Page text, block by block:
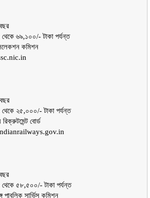
৬৯,১০০/- টাকা পর্যন্ত
কমিশন
২৫,০০০/- টাকা পর্যন্ত
বোর্ড
indianrailways.gov.in
৫৮,৫০০/- টাকা পর্যন্ত
পাবলিক সার্ভিস কমিশন